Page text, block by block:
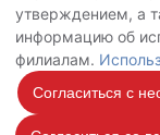
утверждением, а
информацию об
филиалам.
Согласиться с
Copyright © 2026